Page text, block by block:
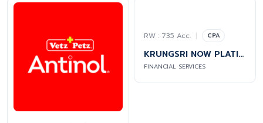
RW : 735 Acc. | CPA
KRUNGSRI NOW PLATINUM CREDIT CARDS
FINANCIAL SERVICES